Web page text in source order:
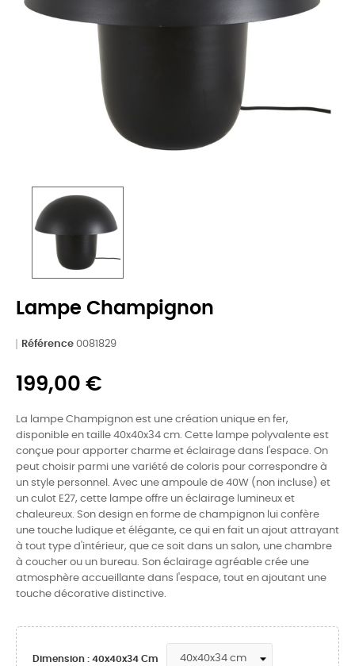
Lampe Champignon
Référence 0081829
199,00 €
La lampe Champignon est une création unique en fer,
disponible en taille 40x40x34 cm. Cette lampe polyvalente est
conçue pour apporter charme et éclairage dans l'espace. On
peut choisir parmi une variété de coloris pour correspondre à
un style personnel. Avec une ampoule de 40W (non incluse) et
un culot E27, cette lampe offre un éclairage lumineux et
chaleureux. Son design en forme de champignon lui confère
une touche ludique et élégante, ce qui en fait un ajout attrayant
à tout type d'intérieur, que ce soit dans un salon, une chambre
à coucher ou un bureau. Son éclairage agréable crée une
atmosphère accueillante dans l'espace, tout en ajoutant une
touche décorative distinctive.
Dimension : 40x40x34 Cm